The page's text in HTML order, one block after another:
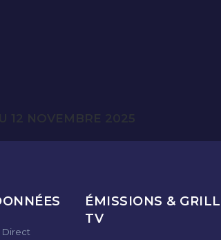
12 NOVEMBRE 2025
Direct
ÉMISSIONS &
TV